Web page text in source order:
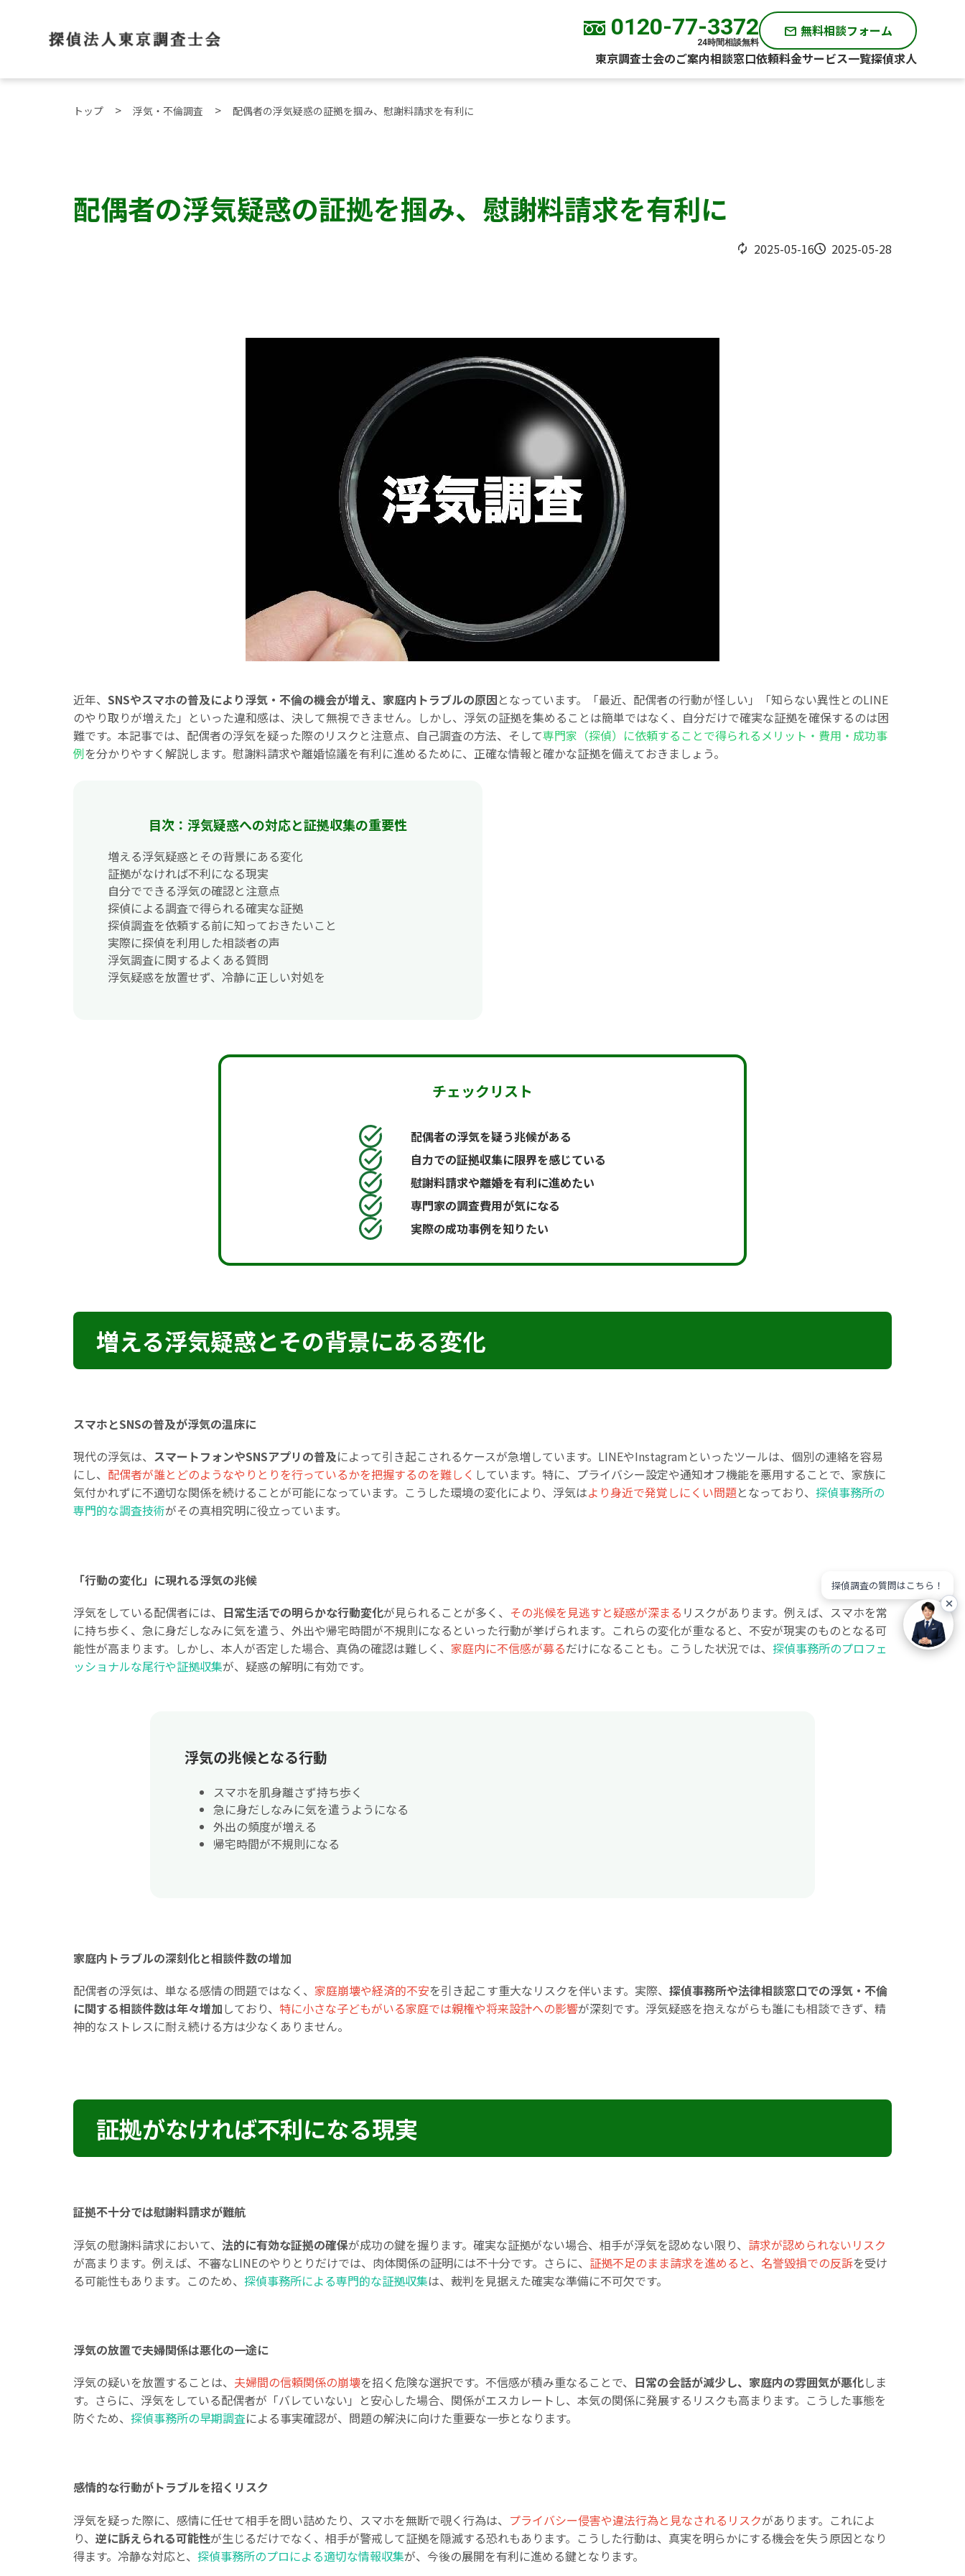
0120-77-3372
24時間相談無料
mail 無料相談フォーム
東京調査士会のご案内相談窓口依頼料金サービス一覧探偵求人
トップ 浮気・不倫調査 配偶者の浮気疑惑の証拠を掴み、慰謝料請求を有利に
配偶者の浮気疑惑の証拠を掴み、慰謝料請求を有利に
2025-05-16 2025-05-28
近年、 SNSやスマホの普及により浮気・不倫の機会が増え、家庭内トラブルの原因となっています。「最近、配偶者の行動が怪しい」「知らない異性とのLINE
のやり取りが増えた」といった違和感は、決して無視できません。しかし、浮気の証拠を集めることは簡単ではなく、自分だけで確実な証拠を確保するのは困
難です。本記事では、配偶者の浮気を疑った際のリスクと注意点、自己調査の方法、そして専門家（探偵）に依頼することで得られるメリット・費用・成功事
例を分かりやすく解説します。慰謝料請求や離婚協議を有利に進めるために、正確な情報と確かな証拠を備えておきましょう。
目次：浮気疑惑への対応と証拠収集の重要性
増える浮気疑惑とその背景にある変化
証拠がなければ不利になる現実
自分でできる浮気の確認と注意点
探偵による調査で得られる確実な証拠
探偵調査を依頼する前に知っておきたいこと
実際に探偵を利用した相談者の声
浮気調査に関するよくある質問
浮気疑惑を放置せず、冷静に正しい対処を
チェックリスト
配偶者の浮気を疑う兆候がある
自力での証拠収集に限界を感じている
慰謝料請求や離婚を有利に進めたい
専門家の調査費用が気になる
実際の成功事例を知りたい
増える浮気疑惑とその背景にある変化
スマホとSNSの普及が浮気の温床に
現代の浮気は、 スマートフォンやSNSアプリの普及によって引き起こされるケースが急増しています。LINEやInstagramといったツールは、個別の連絡を容易
にし、 配偶者が誰とどのようなやりとりを行っているかを把握するのを難しく しています。特に、プライバシー設定や通知オフ機能を悪用することで、家族に
気付かれずに不適切な関係を続けることが可能になっています。こうした環境の変化により、浮気はより身近で発覚しにくい問題となっており、 探偵事務所の
専門的な調査技術がその真相究明に役立っています。
「行動の変化」に現れる浮気の兆候
浮気をしている配偶者には、 日常生活での明らかな行動変化が見られることが多く、 その兆候を見逃すと疑惑が深まる リスクがあります。例えば、スマホを常
に持ち歩く、急に身だしなみに気を遣う、外出や帰宅時間が不規則になるといった行動が挙げられます。これらの変化が重なると、不安が現実のものとなる可
能性が高まります。しかし、本人が否定した場合、真偽の確認は難しく、 家庭内に不信感が募るだけになることも。こうした状況では、 探偵事務所のプロフェ
ッショナルな尾行や証拠収集が、疑惑の解明に有効です。
浮気の兆候となる行動
スマホを肌身離さず持ち歩く
急に身だしなみに気を遣うようになる
外出の頻度が増える
帰宅時間が不規則になる
家庭内トラブルの深刻化と相談件数の増加
配偶者の浮気は、単なる感情の問題ではなく、 家庭崩壊や経済的不安を引き起こす重大なリスクを伴います。実際、 探偵事務所や法律相談窓口での浮気・不倫
に関する相談件数は年々増加 しており、 特に小さな子どもがいる家庭では親権や将来設計への影響が深刻です。浮気疑惑を抱えながらも誰にも相談できず、精
神的なストレスに耐え続ける方は少なくありません。
証拠がなければ不利になる現実
証拠不十分では慰謝料請求が難航
浮気の慰謝料請求において、 法的に有効な証拠の確保が成功の鍵を握ります。確実な証拠がない場合、相手が浮気を認めない限り、 請求が認められないリスク
が高まります。例えば、不審なLINEのやりとりだけでは、肉体関係の証明には不十分です。さらに、 証拠不足のまま請求を進めると、名誉毀損での反訴を受け
る可能性もあります。このため、 探偵事務所による専門的な証拠収集は、裁判を見据えた確実な準備に不可欠です。
浮気の放置で夫婦関係は悪化の一途に
浮気の疑いを放置することは、 夫婦間の信頼関係の崩壊を招く危険な選択です。不信感が積み重なることで、 日常の会話が減少し、家庭内の雰囲気が悪化しま
す。さらに、浮気をしている配偶者が「バレていない」と安心した場合、関係がエスカレートし、本気の関係に発展するリスクも高まります。こうした事態を
防ぐため、 探偵事務所の早期調査による事実確認が、問題の解決に向けた重要な一歩となります。
感情的な行動がトラブルを招くリスク
浮気を疑った際に、感情に任せて相手を問い詰めたり、スマホを無断で覗く行為は、 プライバシー侵害や違法行為と見なされるリスクがあります。これによ
り、 逆に訴えられる可能性が生じるだけでなく、相手が警戒して証拠を隠滅する恐れもあります。こうした行動は、真実を明らかにする機会を失う原因となり
得ます。冷静な対応と、 探偵事務所のプロによる適切な情報収集が、今後の展開を有利に進める鍵となります。
探偵調査の質問はこちら！